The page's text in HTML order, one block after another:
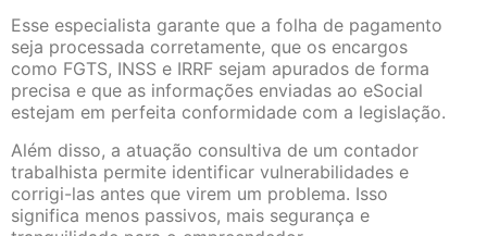
Esse especialista garante que a folha de pagamento
seja processada corretamente, que os encargos
como FGTS, INSS e IRRF sejam apurados de forma
precisa e que as informações enviadas ao eSocial
estejam em perfeita conformidade com a legislação.
Além disso, a atuação consultiva de um contador
trabalhista permite identificar vulnerabilidades e
corrigi-las antes que virem um problema. Isso
significa menos passivos, mais segurança e